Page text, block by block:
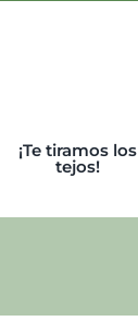
¡Te tiramos los
tejos!